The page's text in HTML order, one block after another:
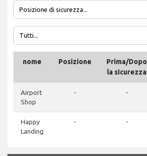
nome Posizione
Prima/Dopo
la sicurezza
Airport
Shop
- -
Happy
Landing
- -